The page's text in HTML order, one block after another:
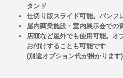
タンド
仕切り版スライド可能。パンフ
屋内商業施設・室内展示会での
店頭など屋外でも使用可能。オ
お付けすることも可能です
(別途オプション代が掛かります)